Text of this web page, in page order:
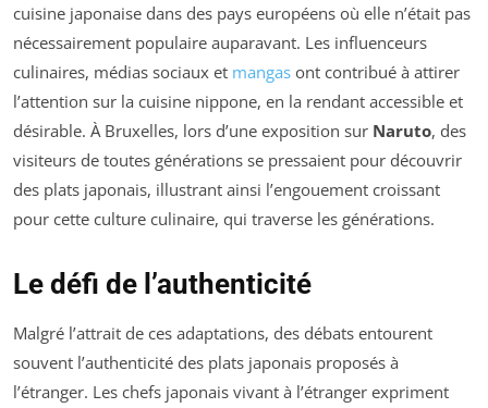
cuisine japonaise dans des pays européens où elle n’était pas
nécessairement populaire auparavant. Les influenceurs
culinaires, médias sociaux et mangas ont contribué à attirer
l’attention sur la cuisine nippone, en la rendant accessible et
désirable. À Bruxelles, lors d’une exposition sur Naruto, des
visiteurs de toutes générations se pressaient pour découvrir
des plats japonais, illustrant ainsi l’engouement croissant
pour cette culture culinaire, qui traverse les générations.
Le défi de l’authenticité
Malgré l’attrait de ces adaptations, des débats entourent
souvent l’authenticité des plats japonais proposés à
l’étranger. Les chefs japonais vivant à l’étranger expriment